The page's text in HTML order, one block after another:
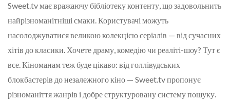
Sweet.tv має вражаючу бібліотеку контенту, що задовольнить
найрізноманітніші смаки. Користувачі можуть
насолоджуватися великою колекцією серіалів — від сучасних
хітів до класики. Хочете драму, комедію чи реаліті-шоу? Тут є
все. Кіноманам теж буде цікаво: від голлівудських
блокбастерів до незалежного кіно — Sweet.tv пропонує
різноманіття жанрів і добре структуровану систему пошуку.